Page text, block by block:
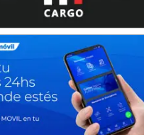
- F6
- F4